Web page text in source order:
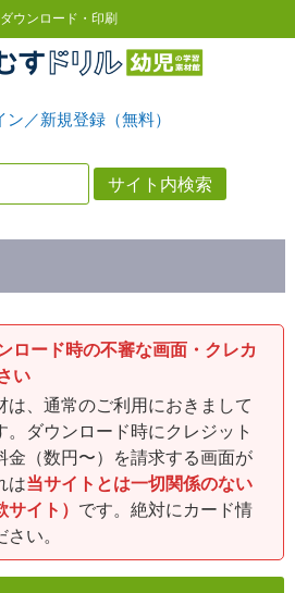
ウンロード・印刷
ン／新規登録（無料）
ロード時の不審な画面・クレカ
い
は、通常のご利用におきまして
。ダウンロード時にクレジット
金（数円〜）を請求する画面が
は当サイトとは一切関係のない
イト） です。絶対にカード情
い。